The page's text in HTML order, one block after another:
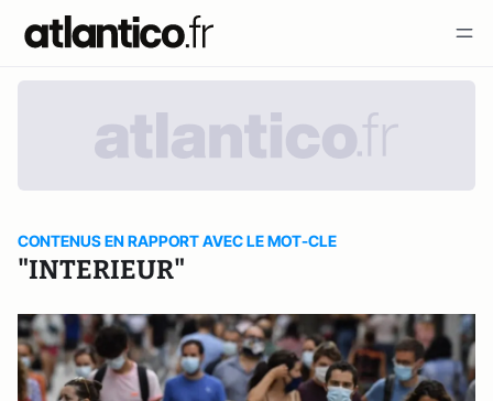
CONTENUS EN RAPPORT AVEC LE MOT-CLE
"INTERIEUR"